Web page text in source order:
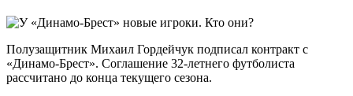
Полузащитник Михаил Гордейчук подписал контракт с
«Динамо-Брест». Соглашение 32-летнего футболиста
рассчитано до конца текущего сезона.